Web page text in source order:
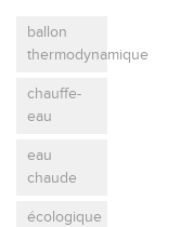
ballon
thermodynamique
chauffe-
eau
eau
chaude
écologique